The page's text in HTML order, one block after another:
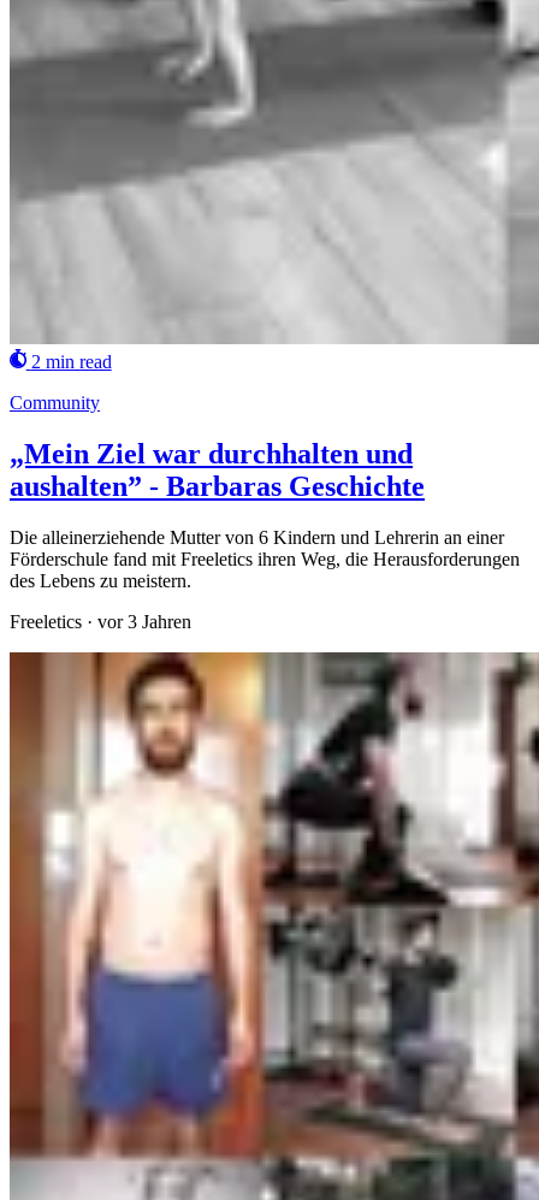
2 min read
Community
„Mein Ziel war durchhalten und
aushalten” - Barbaras Geschichte
Die alleinerziehende Mutter von 6 Kindern und Lehrerin an einer
Förderschule fand mit Freeletics ihren Weg, die Herausforderungen
des Lebens zu meistern.
Freeletics · vor 3 Jahren